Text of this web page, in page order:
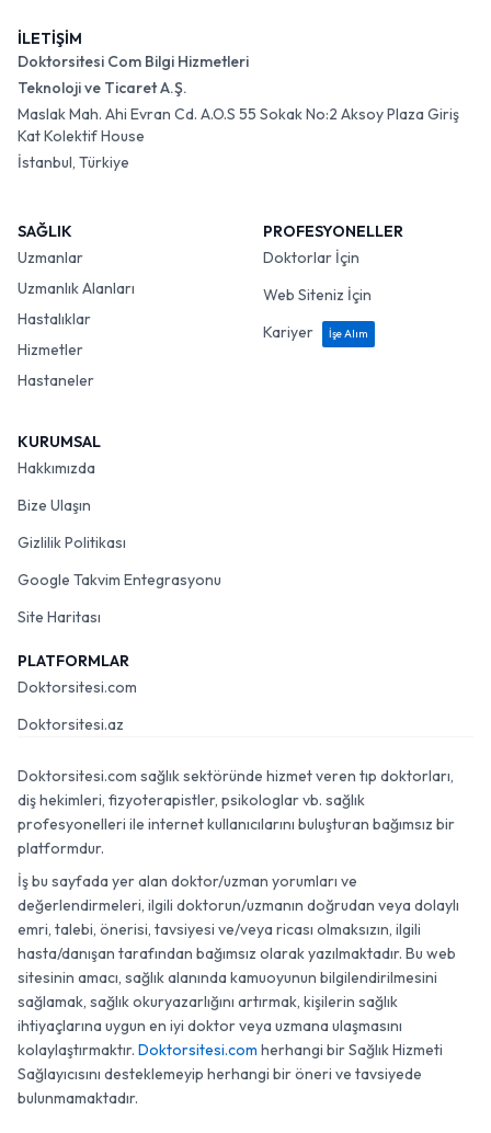
İLETİŞİM
Doktorsitesi Com Bilgi Hizmetleri
Teknoloji ve Ticaret A.Ş.
Maslak Mah. Ahi Evran Cd. A.O.S 55 Sokak No:2 Aksoy Plaza Giriş
Kat Kolektif House
İstanbul, Türkiye
SAĞLIK
Uzmanlar
Uzmanlık Alanları
Hastalıklar
Hizmetler
Hastaneler
PROFESYONELLER
Doktorlar İçin
Web Siteniz İçin
Kariyer
İşe Alım
KURUMSAL
Hakkımızda
Bize Ulaşın
Gizlilik Politikası
Google Takvim Entegrasyonu
Site Haritası
PLATFORMLAR
Doktorsitesi.com
Doktorsitesi.az
Doktorsitesi.com sağlık sektöründe hizmet veren tıp doktorları,
diş hekimleri, fizyoterapistler, psikologlar vb. sağlık
profesyonelleri ile internet kullanıcılarını buluşturan bağımsız bir
platformdur.
İş bu sayfada yer alan doktor/uzman yorumları ve
değerlendirmeleri, ilgili doktorun/uzmanın doğrudan veya dolaylı
emri, talebi, önerisi, tavsiyesi ve/veya ricası olmaksızın, ilgili
hasta/danışan tarafından bağımsız olarak yazılmaktadır. Bu web
sitesinin amacı, sağlık alanında kamuoyunun bilgilendirilmesini
sağlamak, sağlık okuryazarlığını artırmak, kişilerin sağlık
ihtiyaçlarına uygun en iyi doktor veya uzmana ulaşmasını
kolaylaştırmaktır. Doktorsitesi.com herhangi bir Sağlık Hizmeti
Sağlayıcısını desteklemeyip herhangi bir öneri ve tavsiyede
bulunmamaktadır.